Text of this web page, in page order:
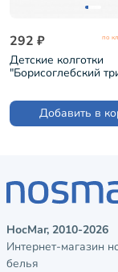
292 ₽ по
Детские колготки
"Борисоглебский
Добавить в
НосМаг, 2010-2026
Интернет-магазин
белья